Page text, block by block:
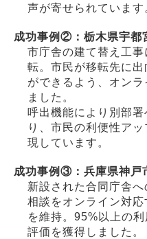
声が寄せられています
成功事例②：栃木県宇都
市庁舎の建て替え工
転。市民が移転先に
ができるよう、オン
ました。
呼出機能により別部
り、市民の利便性ア
現しています。
成功事例③：兵庫県神戸
新設された合同庁舎
相談をオンライン対
を維持。95%以上の
評価を獲得しました。